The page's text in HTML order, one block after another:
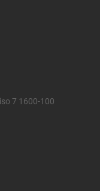
7 1600-100